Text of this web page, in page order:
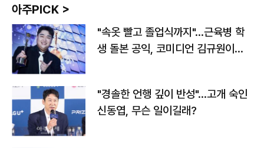
아주PICK >
"속옷 빨고 졸업식까지"…근육병 학
생 돌본 공익, 코미디언 김규원이었
"경솔한 언행 깊이 반성"…고개 숙인
신동엽, 무슨 일이길래?